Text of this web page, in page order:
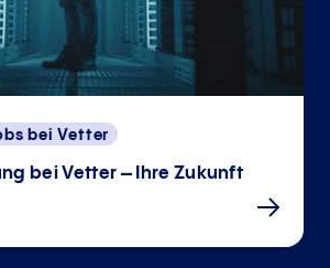
bei Vetter
bei Vetter – Ihre Zukunft